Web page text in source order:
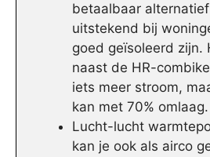
betaalbaar
uitstekend bij
goed geïsoleerd zijn.
naast de HR-
iets meer stroom,
kan met 70% omlaag.
Lucht-lucht
kan je ook als airco